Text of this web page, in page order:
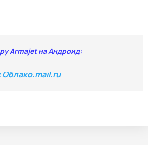
Armajet на Андроид:
Облако.mail.ru